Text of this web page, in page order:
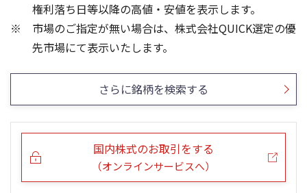
13週移動平均 26週移動平均 出来高(千)
1,500
0
100
200
5ヶ月移動平均 25ヶ月移動平均 出来高(千)
1,500
0
100
200
権利落ち日等以降の高値・安値を表示します。
市場のご指定が無い場合は、株式会社QUICK選定の優
先市場にて表示いたします。
さらに銘柄を検索する
国内株式のお取引をする
（オンラインサービスへ）